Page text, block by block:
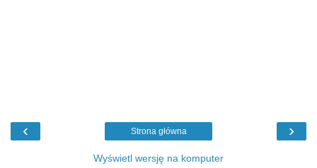
‹ ›
Strona główna
Wyświetl wersję na komputer